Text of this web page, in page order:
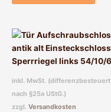
inkl. MwSt. (differenzbesteuert
nach §25a UStG.)
zzgl. Versandkosten